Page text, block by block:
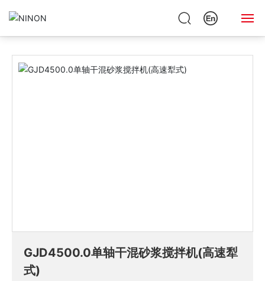
产品
GJD4500.0单轴干混砂浆搅
拌机(高速犁式)
GJD4500.0单轴干混砂浆搅拌机(高速犁
式)